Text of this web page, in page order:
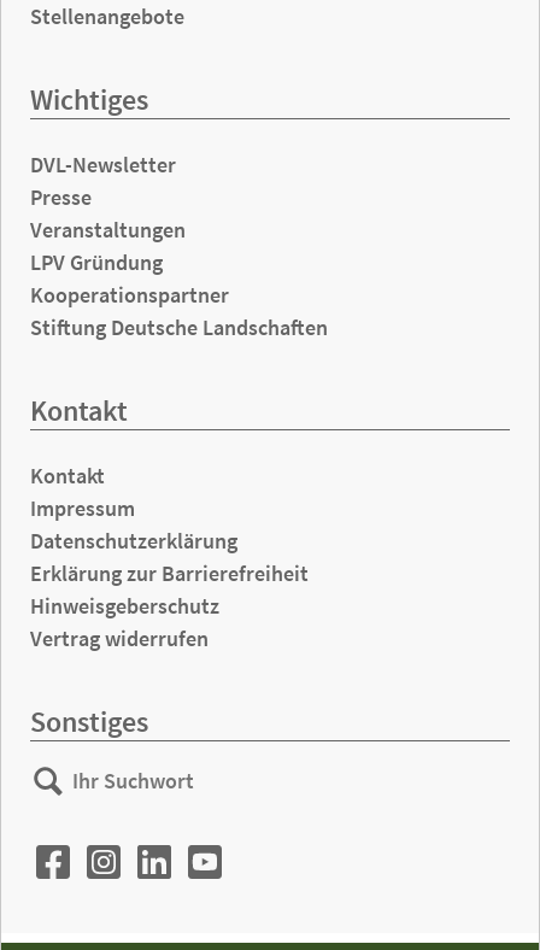
Stellenangebote
Wichtiges
DVL-Newsletter
Presse
Veranstaltungen
LPV Gründung
Kooperationspartner
Stiftung Deutsche Landschaften
Kontakt
Kontakt
Impressum
Datenschutzerklärung
Erklärung zur Barrierefreiheit
Hinweisgeberschutz
Vertrag widerrufen
Sonstiges
Ihr
Suchwort
Suchen